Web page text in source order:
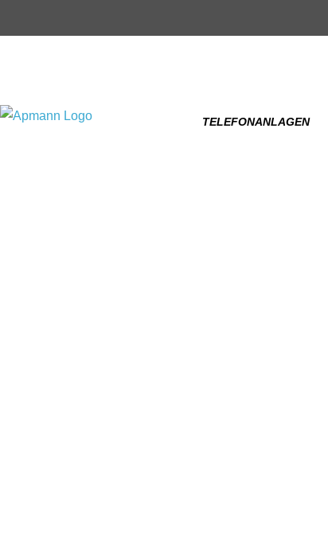
TELEFONANLAGEN